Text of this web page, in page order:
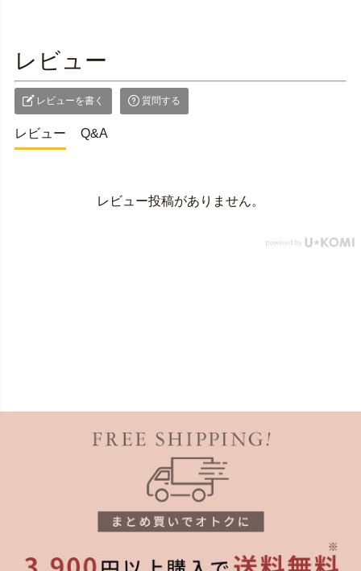
レビュー
レビューを書く 質問する
レビュー Q&A
レビュー投稿がありません。